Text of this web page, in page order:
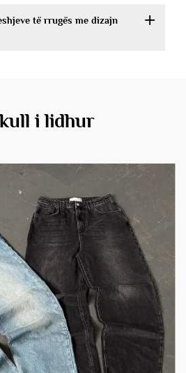
të rrugës me dizajn
i lidhur